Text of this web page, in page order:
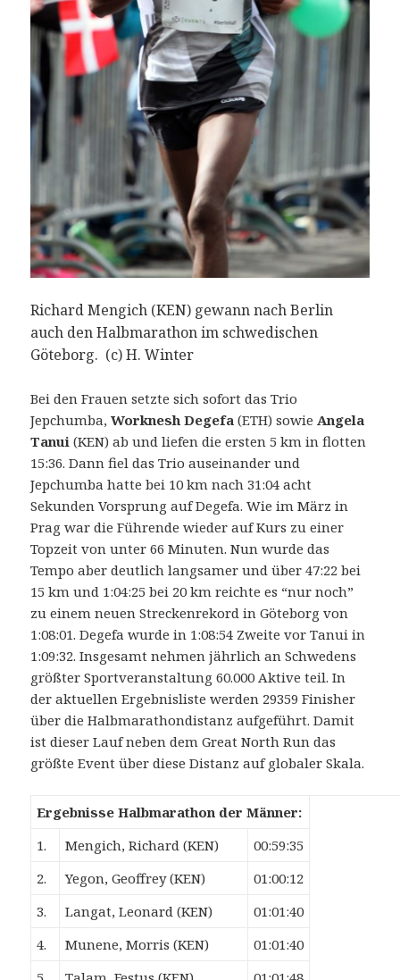
Richard Mengich (KEN) gewann nach Berlin
auch den Halbmarathon im schwedischen
Göteborg. (c) H. Winter
Bei den Frauen setzte sich sofort das Trio
Jepchumba,Worknesh Degefa (ETH) sowie Angela
Tanui (KEN) ab und liefen die ersten 5 km in flotten
15:36. Dann fiel das Trio auseinander und
Jepchumba hatte bei 10 km nach 31:04 acht
Sekunden Vorsprung auf Degefa. Wie im März in
Prag war die Führende wieder auf Kurs zu einer
Topzeit von unter 66 Minuten. Nun wurde das
Tempo aber deutlich langsamer und über 47:22 bei
15 km und 1:04:25 bei 20 km reichte es “nur noch”
zu einem neuen Streckenrekord in Göteborg von
1:08:01. Degefa wurde in 1:08:54 Zweite vor Tanui in
1:09:32. Insgesamt nehmen jährlich an Schwedens
größter Sportveranstaltung 60.000 Aktive teil. In
der aktuellen Ergebnisliste werden 29359 Finisher
über die Halbmarathondistanz aufgeführt. Damit
ist dieser Lauf neben dem Great North Run das
größte Event über diese Distanz auf globaler Skala.
Ergebnisse Halbmarathon der Männer:
1.
Mengich, Richard (KEN)
00:59:35
2.
Yegon, Geoffrey (KEN)
01:00:12
3.
Langat, Leonard (KEN)
01:01:40
4.
Munene, Morris (KEN)
01:01:40